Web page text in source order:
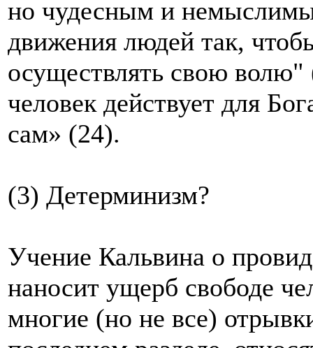
но чудесным и
движения людей так,
осуществлять свою волю"
человек действует для
сам» (24).
(3) Детерминизм?
Учение Кальвина о
наносит ущерб свободе
многие (но не все)